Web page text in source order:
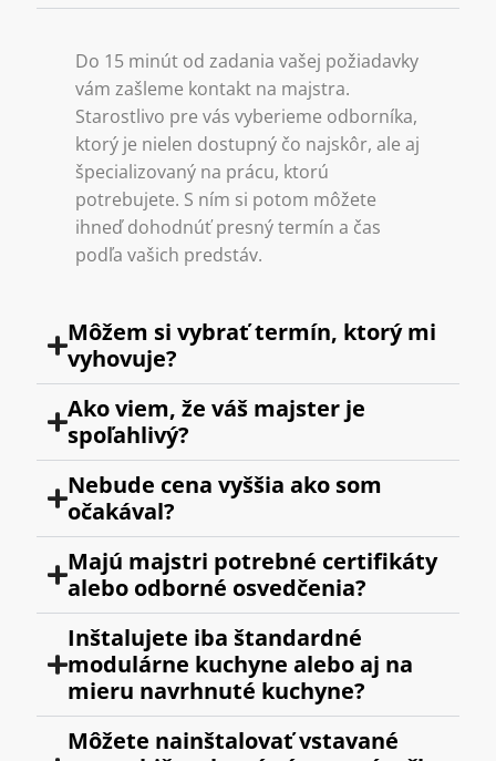
Do 15 minút od zadania vašej požiadavky
vám zašleme kontakt na majstra.
Starostlivo pre vás vyberieme odborníka,
ktorý je nielen dostupný čo najskôr, ale aj
špecializovaný na prácu, ktorú
potrebujete. S ním si potom môžete
ihneď dohodnúť presný termín a čas
podľa vašich predstáv.
Môžem si vybrať termín, ktorý mi
vyhovuje?
Ako viem, že váš majster je
spoľahlivý?
Nebude cena vyššia ako som
očakával?
Majú majstri potrebné certifikáty
alebo odborné osvedčenia?
Inštalujete iba štandardné
modulárne kuchyne alebo aj na
mieru navrhnuté kuchyne?
Môžete nainštalovať vstavané